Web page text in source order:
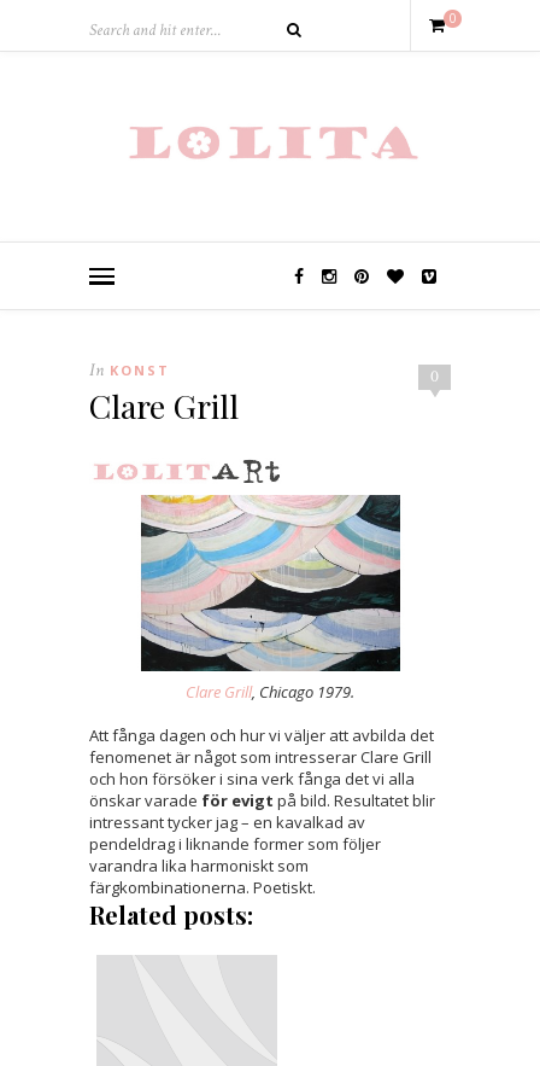
0
0
In KONST
Clare Grill
Clare Grill, Chicago 1979.
Att fånga dagen och hur vi väljer att avbilda det
fenomenet är något som intresserar Clare Grill
och hon försöker i sina verk fånga det vi alla
önskar varade för evigt på bild. Resultatet blir
intressant tycker jag – en kavalkad av
pendeldrag i liknande former som följer
varandra lika harmoniskt som
färgkombinationerna. Poetiskt.
Related posts: